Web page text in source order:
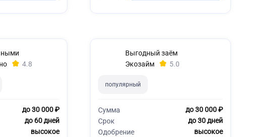
4.8
до 30 000 ₽
до 60 дней
высокое
Выгодный заём
Экозайм
5.0
популярный
Сумма
до 30 000 ₽
Срок
до 30 дней
Одобрение
высокое